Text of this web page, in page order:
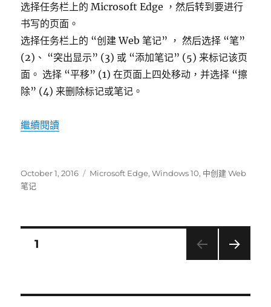
选择任务栏上的 Microsoft Edge ，然后转到要进行
书写的页面。
选择任务栏上的 “创建 Web 笔记” ， 然后选择 “笔”
(2)、 “突出显示” (3) 或 “添加笔记” (5) 来标记该页
面。 选择 “平移” (1) 在页面上四处移动，并选择 “擦
除” (4) 来删除标记或笔记。
繼續閱讀“在 microsoft edge 中创建 web 笔记”
發
表
October 1, 2016
標
Microsoft Edge,Windows 10, 中创建 Web
笔记
Posts
頁1